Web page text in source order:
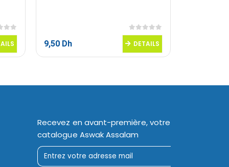
0sur 5
9,50 Dh DETAILS
Recevez en avant-première, votre
catalogue Aswak Assalam